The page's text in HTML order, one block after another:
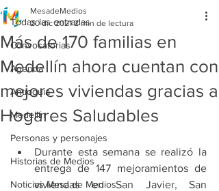
Todas las entradas
Convocatorias
Agenda
Antioquia
Medellín
Personas y personajes
Historias de Medios
Noticias Mesa de Medios
Más de 170 familias en
Medellín ahora cuentan con
mejores viviendas gracias a
Hogares Saludables
MesadeMedios
20 dic 2021 2 min de lectura
Durante esta semana se realizó la
entrega de 147 mejoramientos de
viviendas en San Javier, San